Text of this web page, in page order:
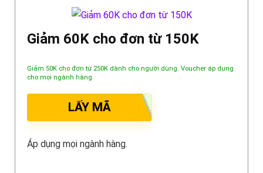
Giảm 60K cho đơn từ 150K
Giảm 50K cho đơn từ 250K dành cho người dùng. Voucher áp dụng
cho mọi ngành hàng
LẤY MÃ
Áp dụng mọi ngành hàng.